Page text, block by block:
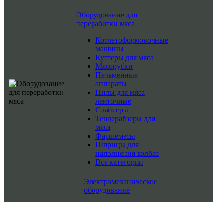
Оборудование для
переработки мяса
Котлетоформовочные
машины
Куттеры для мяса
Мясорубки
Пельменные
аппараты
Пилы для мяса
ленточные
Слайсеры
Тендерайзеры для
мяса
Фаршемесы
Шприцы для
наполнения колбас
Все категории
Электромеханическое
оборудование